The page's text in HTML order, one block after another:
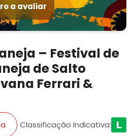
a avaliar
– Festival de
de Salto
Ferrari &
Classificação Indicativa: